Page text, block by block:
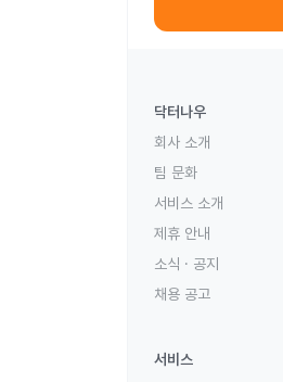
닥터나우
회사 소개
팀 문화
서비스 소개
제휴 안내
소식 · 공지
채용 공고
서비스